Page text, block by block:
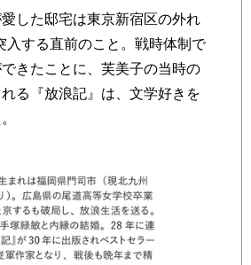
した邸宅は東京新宿区の外れ
入する直前のこと。戦時体制で
きたことに、芙美子の当時の
る『放浪記』は、文学好きを